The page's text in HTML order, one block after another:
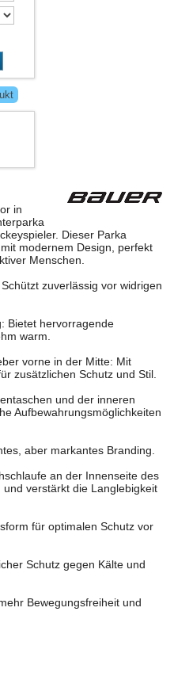
in
Dieser Parka
modernem Design, perfekt
Menschen.
zuverlässig vor widrigen
Bietet hervorragende
warm.
vorne in der Mitte: Mit
zusätzlichen Schutz und Stil.
und der inneren
Aufbewahrungsmöglichkeiten
aber markantes Branding.
an der Innenseite des
verstärkt die Langlebigkeit
für optimalen Schutz vor
Schutz gegen Kälte und
Bewegungsfreiheit und